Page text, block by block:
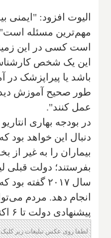
الیوت افزود: "‌ایمنی
مهم‌ترین مسئله
است كسی در این
این یک شخص
باشد یا پیراپزشک در
طور صحیح آموزش
عمل کنند".
در بودجه بهاری
دنبال این خواهد بود
بیماران را به غیر
بفرستند؛ دولت قبلی
سال ۲۰۱۷ گفته
انجام دهد. مردم
پیشنهادی دولت تا ۶ اکتبر اظهارنظر کنند.
لطفا روی عکس تبلیغات زیر